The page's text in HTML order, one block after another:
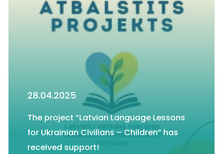
28.04.2025
The project “Latvian Language Lessons
for Ukrainian Civilians – Children” has
received support!